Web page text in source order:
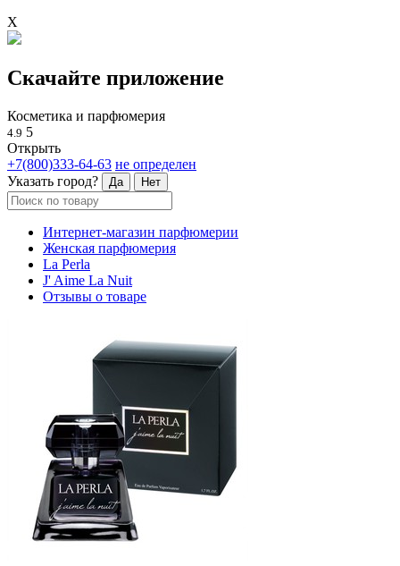
X
Скачайте приложение
Косметика и парфюмерия
4.9 5
Открыть
+7(800)333-64-63 не определен
Указать город?
Да Нет
Интернет-магазин парфюмерии
Женская парфюмерия
La Perla
J' Aime La Nuit
Отзывы о товаре